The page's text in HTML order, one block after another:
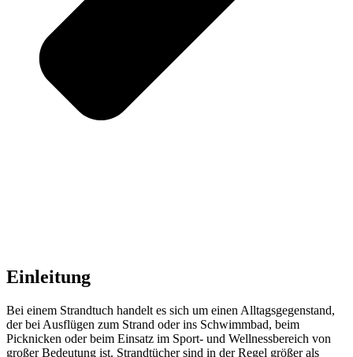
Einleitung
Bei einem Strandtuch handelt es sich um einen Alltagsgegenstand,
der bei Ausflügen zum Strand oder ins Schwimmbad, beim
Picknicken oder beim Einsatz im Sport- und Wellnessbereich von
großer Bedeutung ist. Strandtücher sind in der Regel größer als